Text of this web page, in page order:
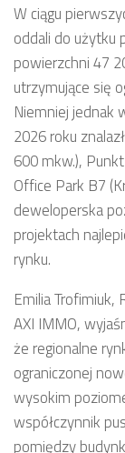
W ciągu
oddali do użytku
powierzchni 47
utrzymujące się
Niemniej jednak
2026 roku
600 mkw.),
Office Park B7
deweloperska
projektach
rynku.
Emilia Trofimiuk,
AXI IMMO,
że regionalne
ograniczonej
wysokim
współczynnik
pomiędzy